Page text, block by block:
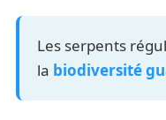
Les serpents
la biodiversité